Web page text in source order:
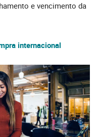
e vencimento da
internacional